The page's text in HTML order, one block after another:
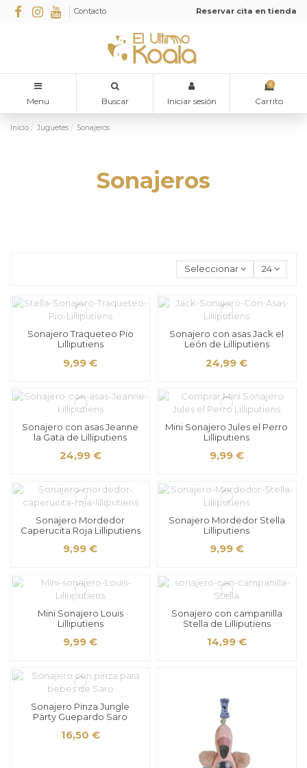
Contacto Reservar cita en tienda
Menu Buscar Iniciar sesión
0
Carrito
Inicio Juguetes Sonajeros
Sonajeros
Seleccionar 24
Sonajero Traqueteo Pio
Lilliputiens
9,99 €
Sonajero con asas Jack el
León de Lilliputiens
24,99 €
Sonajero con asas Jeanne
la Gata de Lilliputiens
24,99 €
Mini Sonajero Jules el Perro
Lilliputiens
9,99 €
Sonajero Mordedor
Caperucita Roja Lilliputiens
9,99 €
Sonajero Mordedor Stella
Lilliputiens
9,99 €
Mini Sonajero Louis
Lilliputiens
9,99 €
Sonajero con campanilla
Stella de Lilliputiens
14,99 €
Sonajero Pinza Jungle
Party Guepardo Saro
16,50 €